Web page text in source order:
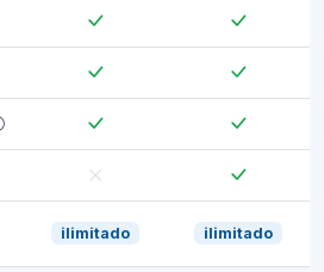
ilimitado ilimitado